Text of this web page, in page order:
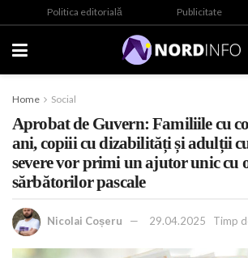
Politica editorială Publicitate
Home Social
Aprobat de Guvern: Familiile cu
ani, copiii cu dizabilități și adulții
severe vor primi un ajutor unic cu
sărbătorilor pascale
Nicolai Coșeru 29.04.2025 Timp